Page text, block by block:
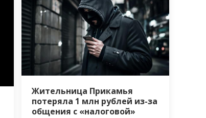
Жительница Прикамья
потеряла 1 млн рублей из-за
общения с «налоговой»